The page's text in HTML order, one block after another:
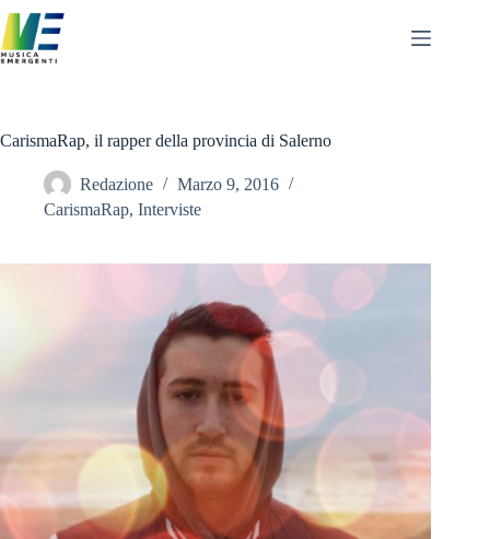
al
contenuto
CarismaRap, il rapper della provincia di Salerno
Redazione
Marzo 9, 2016
CarismaRap, Interviste